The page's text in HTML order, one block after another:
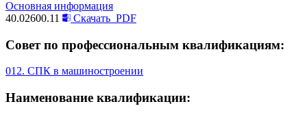
Основная информация
40.02600.11
Скачать PDF
Совет по профессиональным квалификациям:
012. СПК в машиностроении
Наименование квалификации: